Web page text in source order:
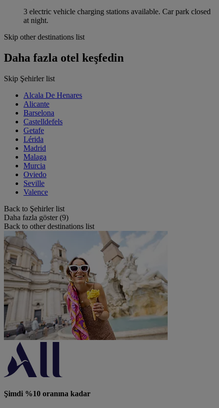
3 electric vehicle charging stations available. Car park closed
at night.
Skip other destinations list
Daha fazla otel keşfedin
Skip Şehirler list
Alcala De Henares
Alicante
Barselona
Castelldefels
Getafe
Lérida
Madrid
Malaga
Murcia
Oviedo
Seville
Valence
Back to Şehirler list
Daha fazla göster (9)
Back to other destinations list
Şimdi %10 oranına kadar